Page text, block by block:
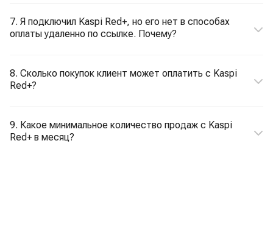
7. Я подключил Kaspi Red+, но его нет в способах
оплаты удаленно по ссылке. Почему?
8. Сколько покупок клиент может оплатить c Kaspi
Red+?
9. Какое минимальное количество продаж c Kaspi
Red+ в месяц?